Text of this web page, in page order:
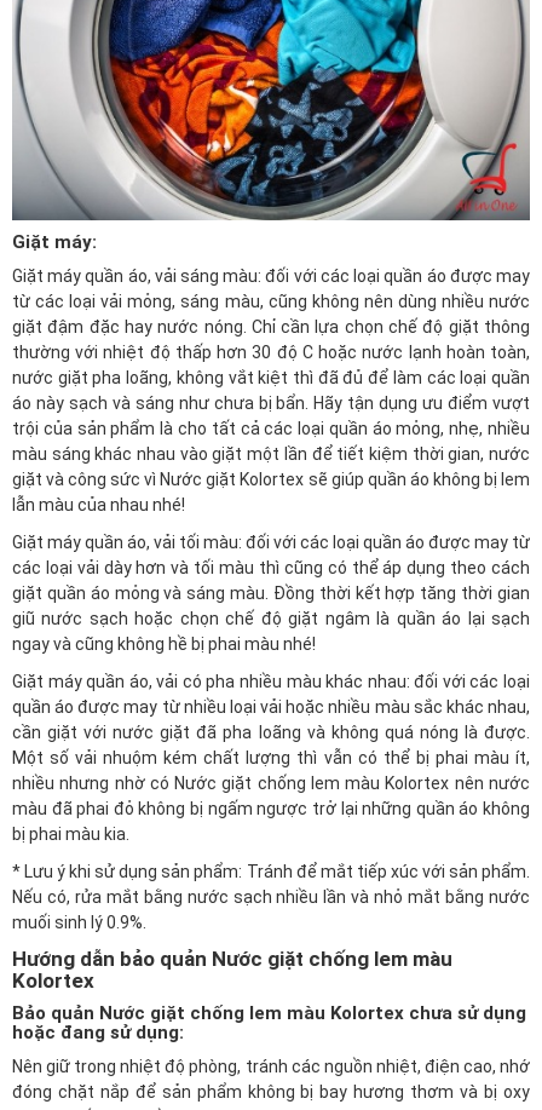
Giặt máy:
Giặt máy quần áo, vải sáng màu: đối với các loại quần áo được may
từ các loại vải mỏng, sáng màu, cũng không nên dùng nhiều nước
giặt đậm đặc hay nước nóng. Chỉ cần lựa chọn chế độ giặt thông
thường với nhiệt độ thấp hơn 30 độ C hoặc nước lạnh hoàn toàn,
nước giặt pha loãng, không vắt kiệt thì đã đủ để làm các loại quần
áo này sạch và sáng như chưa bị bẩn. Hãy tận dụng ưu điểm vượt
trội của sản phẩm là cho tất cả các loại quần áo mỏng, nhẹ, nhiều
màu sáng khác nhau vào giặt một lần để tiết kiệm thời gian, nước
giặt và công sức vì Nước giặt Kolortex sẽ giúp quần áo không bị lem
lẫn màu của nhau nhé!
Giặt máy quần áo, vải tối màu: đối với các loại quần áo được may từ
các loại vải dày hơn và tối màu thì cũng có thể áp dụng theo cách
giặt quần áo mỏng và sáng màu. Đồng thời kết hợp tăng thời gian
giũ nước sạch hoặc chọn chế độ giặt ngâm là quần áo lại sạch
ngay và cũng không hề bị phai màu nhé!
Giặt máy quần áo, vải có pha nhiều màu khác nhau: đối với các loại
quần áo được may từ nhiều loại vải hoặc nhiều màu sắc khác nhau,
cần giặt với nước giặt đã pha loãng và không quá nóng là được.
Một số vải nhuộm kém chất lượng thì vẫn có thể bị phai màu ít,
nhiều nhưng nhờ có Nước giặt chống lem màu Kolortex nên nước
màu đã phai đỏ không bị ngấm ngược trở lại những quần áo không
bị phai màu kia.
* Lưu ý khi sử dụng sản phẩm: Tránh để mắt tiếp xúc với sản phẩm.
Nếu có, rửa mắt bằng nước sạch nhiều lần và nhỏ mắt bằng nước
muối sinh lý 0.9%.
Hướng dẫn bảo quản Nước giặt chống lem màu
Kolortex
Bảo quản Nước giặt chống lem màu Kolortex chưa sử dụng
hoặc đang sử dụng:
Nên giữ trong nhiệt độ phòng, tránh các nguồn nhiệt, điện cao, nhớ
đóng chặt nắp để sản phẩm không bị bay hương thơm và bị oxy